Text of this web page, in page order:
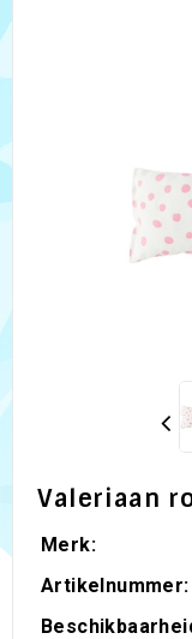
Valeriaan
Merk:
Artikelnummer: